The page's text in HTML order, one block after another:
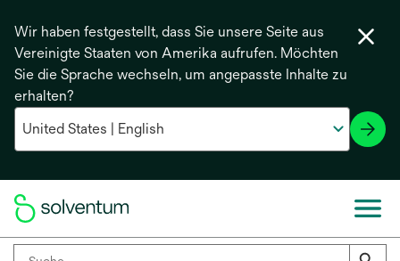
Wir haben festgestellt, dass Sie unsere Seite aus
Vereinigte Staaten von Amerika aufrufen. Möchten
Sie die Sprache wechseln, um angepasste Inhalte zu
erhalten?